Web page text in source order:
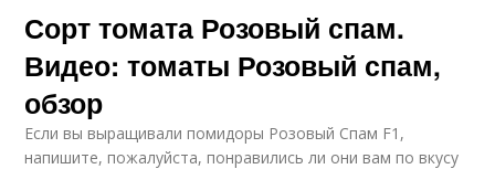
Сорт томата Розовый спам.
Видео: томаты Розовый спам,
обзор
Если вы выращивали помидоры Розовый Спам F1,
напишите, пожалуйста, понравились ли они вам по вкусу